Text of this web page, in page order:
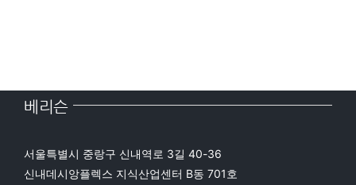
베리슨
서울특별시 중랑구 신내역로 3길 40-36
신내데시앙플렉스 지식산업센터 B동 701호